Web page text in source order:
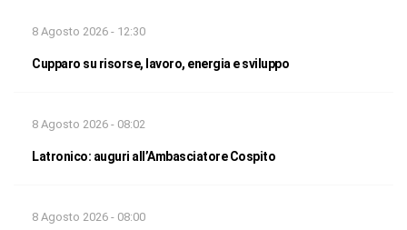
8 Agosto 2026 - 12:30
Cupparo su risorse, lavoro, energia e sviluppo
8 Agosto 2026 - 08:02
Latronico: auguri all’Ambasciatore Cospito
8 Agosto 2026 - 08:00